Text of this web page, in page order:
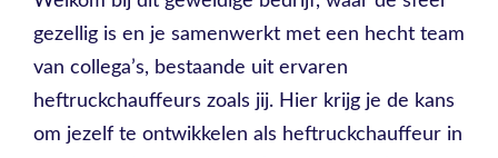
gezellig is en je samenwerkt met een hecht team
van collega’s, bestaande uit ervaren
heftruckchauffeurs zoals jij. Hier krijg je de kans
om jezelf te ontwikkelen als heftruckchauffeur in